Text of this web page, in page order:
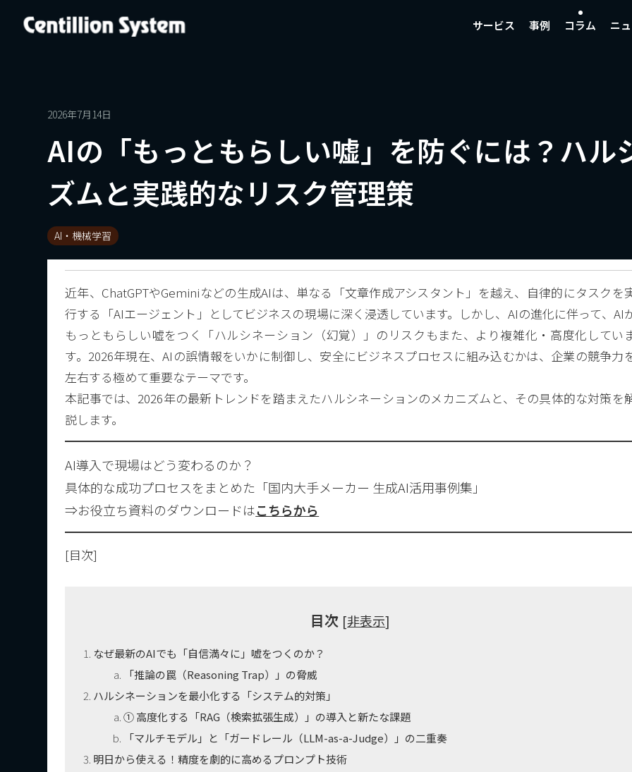
サービス 事例 コラム ニ
2026年7月14日
AIの「もっともらしい嘘」を防ぐには？ハル
ズムと実践的なリスク管理策
AI・機械学習
近年、ChatGPTやGeminiなどの生成AIは、単なる「文章作成アシスタント」を越え、自律的にタスクを
行する「AIエージェント」としてビジネスの現場に深く浸透しています。しかし、AIの進化に伴って、AI
もっともらしい嘘をつく「ハルシネーション（幻覚）」のリスクもまた、より複雑化・高度化してい
す。2026年現在、AIの誤情報をいかに制御し、安全にビジネスプロセスに組み込むかは、企業の競争力
左右する極めて重要なテーマです。
本記事では、2026年の最新トレンドを踏まえたハルシネーションのメカニズムと、その具体的な対策を
説します。
AI導入で現場はどう変わるのか？
具体的な成功プロセスをまとめた「国内大手メーカー 生成AI活用事例集」
⇒お役立ち資料のダウンロードはこちらから
[目次]
目次 [非表示]
なぜ最新のAIでも「自信満々に」嘘をつくのか？
「推論の罠（Reasoning Trap）」の脅威
ハルシネーションを最小化する「システム的対策」
① 高度化する「RAG（検索拡張生成）」の導入と新たな課題
「マルチモデル」と「ガードレール（LLM-as-a-Judge）」の二重奏
明日から使える！精度を劇的に高めるプロンプト技術